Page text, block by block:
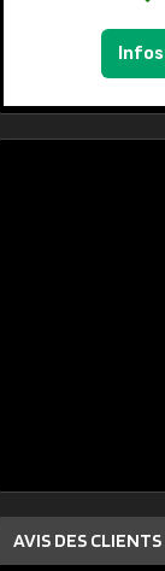
AVIS DES CLIENTS